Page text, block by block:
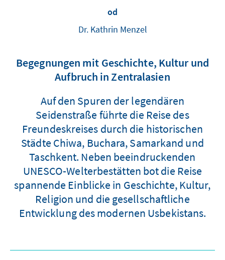
od
Dr. Kathrin Menzel
Begegnungen mit Geschichte, Kultur und
Aufbruch in Zentralasien
Auf den Spuren der legendären
Seidenstraße führte die Reise des
Freundeskreises durch die historischen
Städte Chiwa, Buchara, Samarkand und
Taschkent. Neben beeindruckenden
UNESCO-Welterbestätten bot die Reise
spannende Einblicke in Geschichte, Kultur,
Religion und die gesellschaftliche
Entwicklung des modernen Usbekistans.